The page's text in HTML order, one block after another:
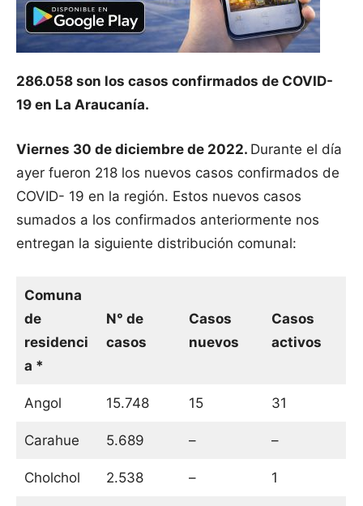
286.058 son los casos confirmados de COVID-
19 en La Araucanía.
Viernes 30 de diciembre de 2022. Durante el día
ayer fueron 218 los nuevos casos confirmados de
COVID- 19 en la región. Estos nuevos casos
sumados a los confirmados anteriormente nos
entregan la siguiente distribución comunal:
Comuna
de
residenci
a *
N° de
casos
Casos
nuevos
Casos
activos
Angol 15.748 15 31
Carahue 5.689 – –
Cholchol 2.538 – 1